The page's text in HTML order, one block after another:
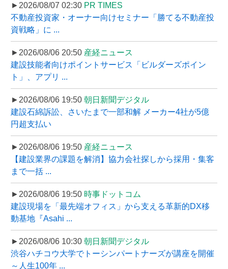
►2026/08/07 02:30 PR TIMES
不動産投資家・オーナー向けセミナー「勝てる不動産投
資戦略」に ...
►2026/08/06 20:50 産経ニュース
建設技能者向けポイントサービス「ビルダーズポイン
ト」、アプリ ...
►2026/08/06 19:50 朝日新聞デジタル
建設石綿訴訟、さいたまで一部和解 メーカー4社が5億
円超支払い
►2026/08/06 19:50 産経ニュース
【建設業界の課題を解消】協力会社探しから採用・集客
まで一括 ...
►2026/08/06 19:50 時事ドットコム
建設現場を「最先端オフィス」から支える革新的DX移
動基地『Asahi ...
►2026/08/06 10:30 朝日新聞デジタル
渋谷ハチコウ大学でトーシンパートナーズが講座を開催
～人生100年 ...